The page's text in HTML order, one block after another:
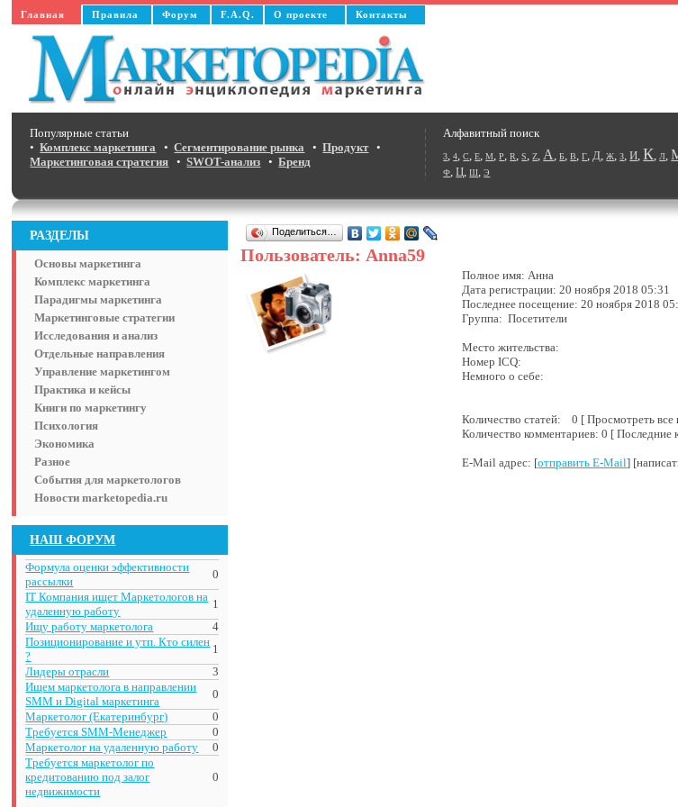
Главная Правила Форум F.A.Q. О проекте Контакты
Алфавитный поиск
3,4,C,E,M,P,R,S,Z,А,Б,В,Г,Д,Ж,З,И,К,Л,
Ф,Ц,Ш,Э
Популярные статьи
•Комплекс маркетинга •Сегментирование рынка •Продукт•
Маркетинговая стратегия •SWOT-анализ •Бренд
РАЗДЕЛЫ
Основы маркетинга
Комплекс маркетинга
Парадигмы маркетинга
Маркетинговые стратегии
Исследования и анализ
Отдельные направления
Управление маркетингом
Практика и кейсы
Книги по маркетингу
Психология
Экономика
Разное
События для маркетологов
Новости marketopedia.ru
НАШ ФОРУМ
Формула оценки эффективности
рассылки
0
IT Компания ищет Маркетологов на
удаленную работу
1
Ищу работу маркетолога
4
Позиционирование и утп. Кто силен
?
1
Лидеры отрасли
3
Ищем маркетолога в направлении
SMM и Digital маркетинга
0
Маркетолог (Екатеринбург)
0
Требуется SMM-Менеджер
0
Маркетолог на удаленную работу
0
Требуется маркетолог по
кредитованию под залог
недвижимости
0
Поделиться…
Пользователь: Anna59
Полное имя: Анна
Дата регистрации: 20 ноября 2018 05:31
Последнее посещение: 20 ноября 2018
Группа: Посетители
Место жительства:
Номер ICQ:
Немного о себе:
Количество статей: 0 [ Просмотреть все
Количество комментариев: 0 [ Последние
E-Mail адрес: [отправить E-Mail]